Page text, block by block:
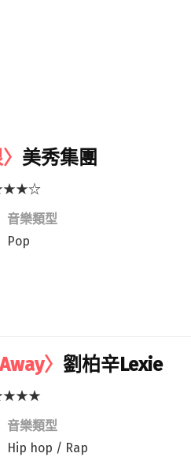
美秀集團
音樂類型
Pop
〉劉柏辛Lexie
音樂類型
Hip hop / Rap